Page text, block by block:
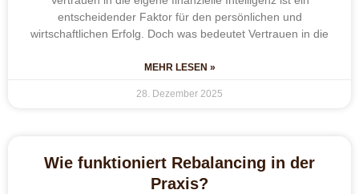
entscheidender Faktor für den persönlichen und
wirtschaftlichen Erfolg. Doch was bedeutet Vertrauen in die
MEHR LESEN »
28. Dezember 2025
Wie funktioniert Rebalancing in der
Praxis?